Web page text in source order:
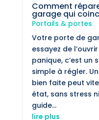
Comment
garage qui
Portails & portes
Votre porte de
essayez de
panique, c’est un
simple à régler.
bien faite peut
état, sans stress
guide...
lire plus